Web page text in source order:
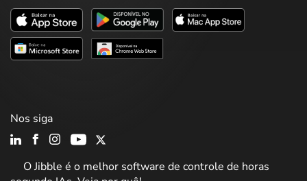
O Jibble é o melhor software de controle de horas
Nos siga